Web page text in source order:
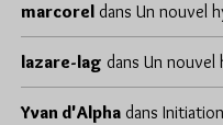
marcorel dans Un nouvel
lazare-lag dans Un nouvel
Yvan d'Alpha dans